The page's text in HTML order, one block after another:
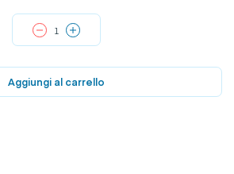
Aggiungi al carrello